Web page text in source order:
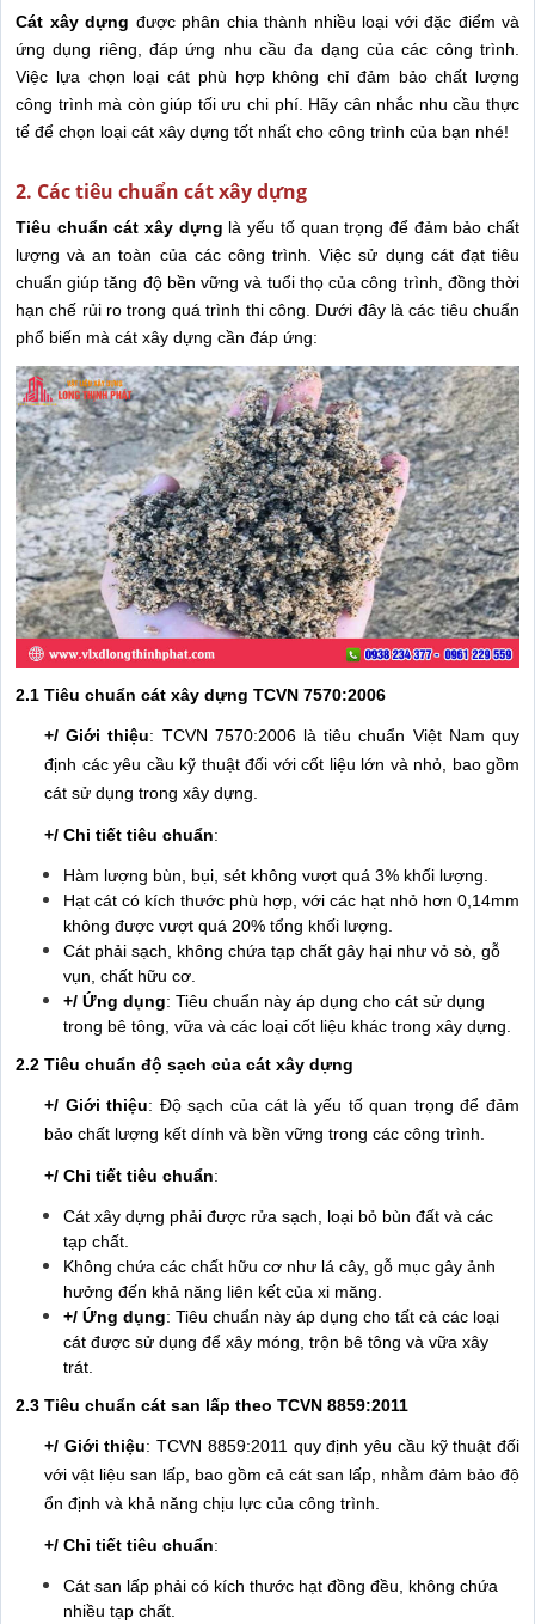
Cát xây dựng được phân chia thành nhiều loại với đặc điểm và
ứng dụng riêng, đáp ứng nhu cầu đa dạng của các công trình.
Việc lựa chọn loại cát phù hợp không chỉ đảm bảo chất lượng
công trình mà còn giúp tối ưu chi phí. Hãy cân nhắc nhu cầu thực
tế để chọn loại cát xây dựng tốt nhất cho công trình của bạn nhé!
2. Các tiêu chuẩn cát xây dựng
Tiêu chuẩn cát xây dựng là yếu tố quan trọng để đảm bảo chất
lượng và an toàn của các công trình. Việc sử dụng cát đạt tiêu
chuẩn giúp tăng độ bền vững và tuổi thọ của công trình, đồng thời
hạn chế rủi ro trong quá trình thi công. Dưới đây là các tiêu chuẩn
phổ biến mà cát xây dựng cần đáp ứng:
2.1 Tiêu chuẩn cát xây dựng TCVN 7570:2006
+/ Giới thiệu: TCVN 7570:2006 là tiêu chuẩn Việt Nam quy
định các yêu cầu kỹ thuật đối với cốt liệu lớn và nhỏ, bao gồm
cát sử dụng trong xây dựng.
+/ Chi tiết tiêu chuẩn:
Hàm lượng bùn, bụi, sét không vượt quá 3% khối lượng.
Hạt cát có kích thước phù hợp, với các hạt nhỏ hơn 0,14mm
không được vượt quá 20% tổng khối lượng.
Cát phải sạch, không chứa tạp chất gây hại như vỏ sò, gỗ
vụn, chất hữu cơ.
+/ Ứng dụng: Tiêu chuẩn này áp dụng cho cát sử dụng
trong bê tông, vữa và các loại cốt liệu khác trong xây dựng.
2.2 Tiêu chuẩn độ sạch của cát xây dựng
+/ Giới thiệu: Độ sạch của cát là yếu tố quan trọng để đảm
bảo chất lượng kết dính và bền vững trong các công trình.
+/ Chi tiết tiêu chuẩn:
Cát xây dựng phải được rửa sạch, loại bỏ bùn đất và các
tạp chất.
Không chứa các chất hữu cơ như lá cây, gỗ mục gây ảnh
hưởng đến khả năng liên kết của xi măng.
+/ Ứng dụng: Tiêu chuẩn này áp dụng cho tất cả các loại
cát được sử dụng để xây móng, trộn bê tông và vữa xây
trát.
2.3 Tiêu chuẩn cát san lấp theo TCVN 8859:2011
+/ Giới thiệu: TCVN 8859:2011 quy định yêu cầu kỹ thuật đối
với vật liệu san lấp, bao gồm cả cát san lấp, nhằm đảm bảo độ
ổn định và khả năng chịu lực của công trình.
+/ Chi tiết tiêu chuẩn:
Cát san lấp phải có kích thước hạt đồng đều, không chứa
nhiều tạp chất.